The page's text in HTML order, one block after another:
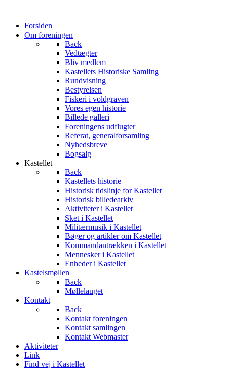
Forsiden
Om foreningen
Back
Vedtægter
Bliv medlem
Kastellets Historiske Samling
Rundvisning
Bestyrelsen
Fiskeri i voldgraven
Vores egen historie
Billede galleri
Foreningens udflugter
Referat, generalforsamling
Nyhedsbreve
Bogsalg
Kastellet
Back
Kastellets historie
Historisk tidslinje for Kastellet
Historisk billedearkiv
Aktiviteter i Kastellet
Sket i Kastellet
Militærmusik i Kastellet
Bøger og artikler om Kastellet
Kommandantrækken i Kastellet
Mennesker i Kastellet
Enheder i Kastellet
Kastelsmøllen
Back
Møllelauget
Kontakt
Back
Kontakt foreningen
Kontakt samlingen
Kontakt Webmaster
Aktiviteter
Link
Find vej i Kastellet